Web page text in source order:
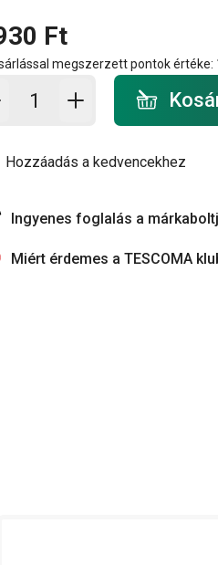
Ft
megszerzett pontok értéke:
Kosárba - mennyiség
Hozzáadás a kedvencekhez
Ingyenes foglalás a
Miért érdemes a TESCOMA